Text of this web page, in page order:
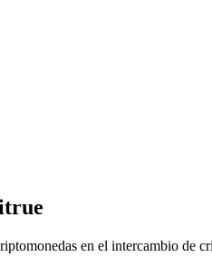
de copy trading
en el intercambio de